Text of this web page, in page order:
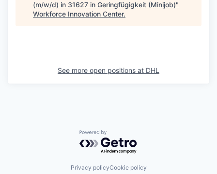
(m/w/d) in 31627 in Geringfügigkeit (Minijob)"
Workforce Innovation Center.
See more open positions at DHL
Powered by Getro.com
Privacy policyCookie policy